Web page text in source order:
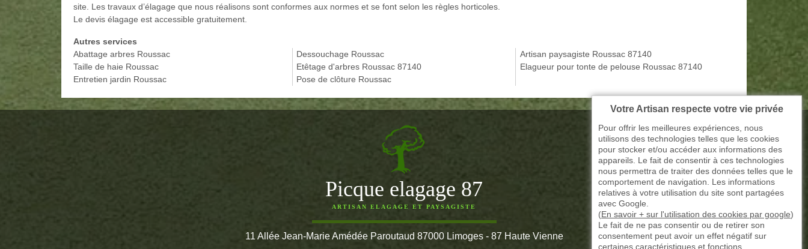
site. Les travaux d’élagage que nous réalisons sont conformes aux normes et se font selon les règles horticoles.
Le devis élagage est accessible gratuitement.
Autres services
Abattage arbres Roussac
Taille de haie Roussac
Entretien jardin Roussac
Dessouchage Roussac
Etêtage d'arbres Roussac 87140
Pose de clôture Roussac
Artisan paysagiste Roussac 87140
Elagueur pour tonte de pelouse Roussac 87140
Picque elagage 87
ARTISAN ELAGAGE ET PAYSAGISTE
11 Allée Jean-Marie Amédée Paroutaud 87000 Limoges - 87 Haute Vienne
Votre Artisan respecte votre vie privée
Pour offrir les meilleures expériences, nous
utilisons des technologies telles que les cookies
pour stocker et/ou accéder aux informations des
appareils. Le fait de consentir à ces technologies
nous permettra de traiter des données telles que le
comportement de navigation. Les informations
relatives à votre utilisation du site sont partagées
avec Google.
(En savoir + sur l'utilisation des cookies par google)
Le fait de ne pas consentir ou de retirer son
consentement peut avoir un effet négatif sur
certaines caractéristiques et fonctions.